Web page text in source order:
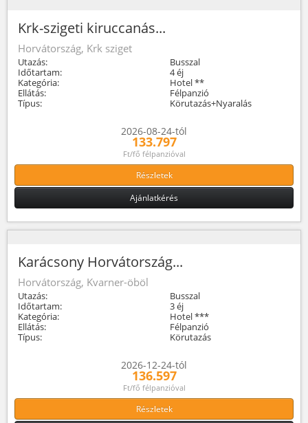
Krk-szigeti kiruccanás...
Horvátország, Krk sziget
Utazás:
Busszal
Időtartam:
4 éj
Kategória:
Hotel **
Ellátás:
Félpanzió
Típus:
Körutazás+Nyaralás
2026-08-24-tól
133.797
Ft/fő félpanzióval
Részletek
Ajánlatkérés
Karácsony Horvátország...
Horvátország, Kvarner-öböl
Utazás:
Busszal
Időtartam:
3 éj
Kategória:
Hotel ***
Ellátás:
Félpanzió
Típus:
Körutazás
2026-12-24-tól
136.597
Ft/fő félpanzióval
Részletek